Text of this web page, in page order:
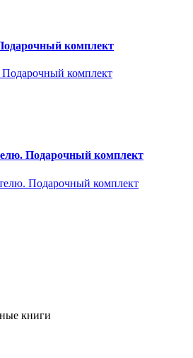
комплект
Подарочный комплект
книги